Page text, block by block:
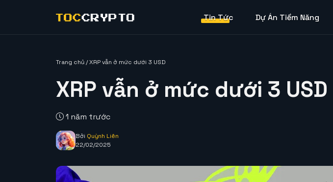
Tin Tức Dự Án Tiềm Năng
Trang chủ/XRP vẫn ở mức dưới 3 USD
XRP vẫn ở mức dưới 3 USD
1 năm trước
Bởi Quỳnh Liên
22/02/2025